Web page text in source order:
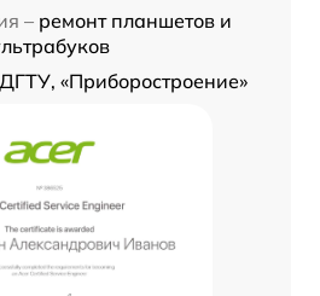
– ремонт планшетов и
ДГТУ, «Приборостроение»